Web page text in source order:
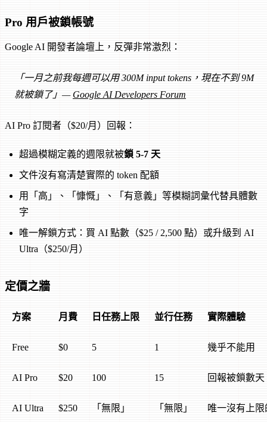
Pro 用戶被鎖帳號
Google AI 開發者論壇上，反彈非常激烈：
「一月之前我每週可以用 300M input tokens，現在不到 9M
就被鎖了」—Google AI Developers Forum
AI Pro 訂閱者（$20/月）回報：
超過模糊定義的週限就被鎖 5-7 天
文件沒有寫清楚實際的 token 配額
用「高」、「慷慨」、「有意義」等模糊詞彙代替具體數
字
唯一解鎖方式：買 AI 點數（$25 / 2,500 點）或升級到 AI
Ultra（$250/月）
定價之牆
方案 月費 日任務上限 並行任務 實際體驗
Free $0 5 1 幾乎不能用
AI Pro $20 100 15 回報被鎖數天
AI Ultra $250 「無限」 「無限」 唯一沒有上